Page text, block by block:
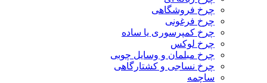
چرخ فروشگاهی
چرخ فرغونی
چرخ کمپرسوری یا ساده
چرخ لوکس
چرخ مبلمان و وسایل چوبی
چرخ نساجی و کشتارگاهی
ساچمه